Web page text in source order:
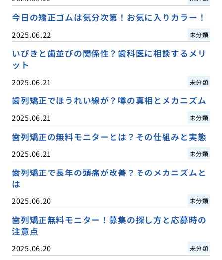
今日の矯正ゴムは気分次第！お気に入りカラー！
2025.06.22 未分類
いびきと歯並びの関係性？歯科医に相談するメリ
ット
2025.06.21 未分類
歯列矯正でほうれい線が？噂の真相とメカニズム
2025.06.21 未分類
歯列矯正の無料モニターとは？その仕組みと実態
2025.06.21 未分類
歯列矯正で長年の頭痛が改善？そのメカニズムと
は
2025.06.20 未分類
歯列矯正無料モニター！募集の探し方と応募時の
注意点
2025.06.20 未分類